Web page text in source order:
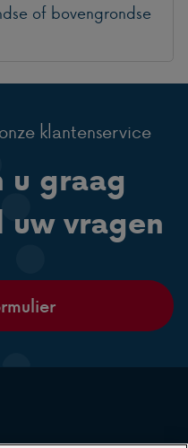
of bovengrondse
klantenservice
u graag
vragen